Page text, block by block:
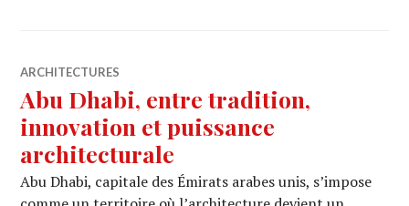
ARCHITECTURES
Abu Dhabi, entre tradition,
innovation et puissance
architecturale
Abu Dhabi, capitale des Émirats arabes unis, s’impose